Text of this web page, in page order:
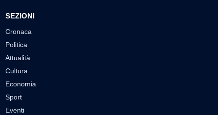
SEZIONI
Cronaca
Politica
Attualità
Cultura
Economia
Sport
Eventi